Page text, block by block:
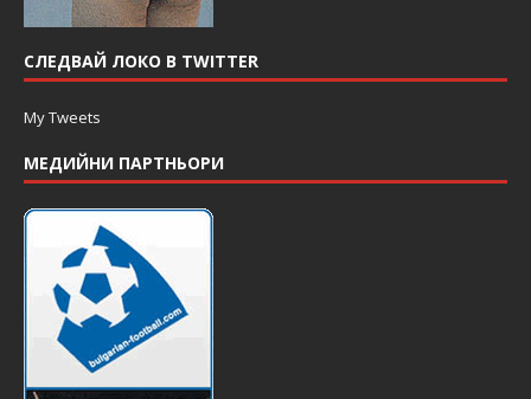
СЛЕДВАЙ ЛОКО В TWITTER
My Tweets
МЕДИЙНИ ПАРТНЬОРИ